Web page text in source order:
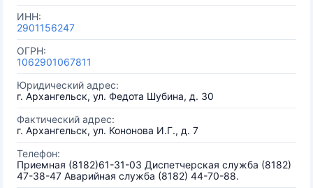
ИНН:
2901156247
ОГРН:
1062901067811
Юридический адрес:
г. Архангельск, ул. Федота Шубина, д. 30
Фактический адрес:
г. Архангельск, ул. Кононова И.Г., д. 7
Телефон:
Приемная (8182)61-31-03 Диспетчерская служба (8182)
47-38-47 Аварийная служба (8182) 44-70-88.